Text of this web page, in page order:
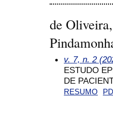
de
v. 7, n. 2
ESTUDO
DE
RESUMO